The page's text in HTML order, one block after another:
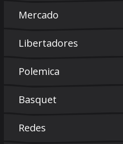
Mercado
Libertadores
Polemica
Basquet
Redes